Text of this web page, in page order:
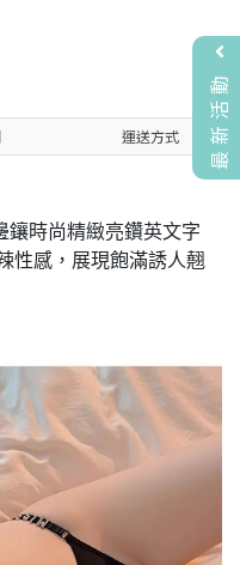
運送方式
鑲時尚精緻亮鑽英文字
性感，展現飽滿誘人翹
最新活動